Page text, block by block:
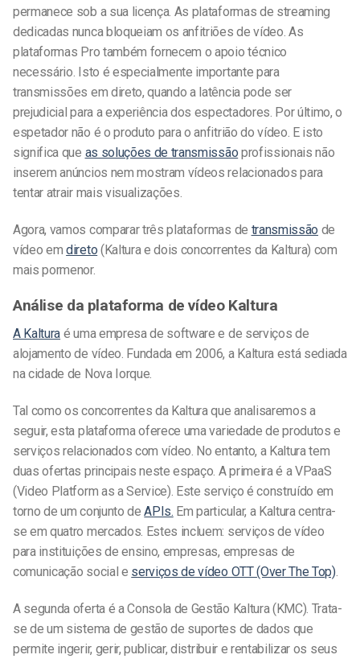
permanece sob a sua licença. As plataformas de streaming
dedicadas nunca bloqueiam os anfitriões de vídeo. As
plataformas Pro também fornecem o apoio técnico
necessário. Isto é especialmente importante para
transmissões em direto, quando a latência pode ser
prejudicial para a experiência dos espectadores. Por último, o
espetador não é o produto para o anfitrião do vídeo. E isto
significa que as soluções de transmissão profissionais não
inserem anúncios nem mostram vídeos relacionados para
tentar atrair mais visualizações.
Agora, vamos comparar três plataformas de transmissão de
vídeo emdireto (Kaltura e dois concorrentes da Kaltura) com
mais pormenor.
Análise da plataforma de vídeo Kaltura
A Kaltura é uma empresa de software e de serviços de
alojamento de vídeo. Fundada em 2006, a Kaltura está sediada
na cidade de Nova Iorque.
Tal como os concorrentes da Kaltura que analisaremos a
seguir, esta plataforma oferece uma variedade de produtos e
serviços relacionados com vídeo. No entanto, a Kaltura tem
duas ofertas principais neste espaço. A primeira é a VPaaS
(Video Platform as a Service). Este serviço é construído em
torno de um conjunto deAPIs. Em particular, a Kaltura centra-
se em quatro mercados. Estes incluem: serviços de vídeo
para instituições de ensino, empresas, empresas de
comunicação social e serviços de vídeo OTT (Over The Top).
A segunda oferta é a Consola de Gestão Kaltura (KMC). Trata-
se de um sistema de gestão de suportes de dados que
permite ingerir, gerir, publicar, distribuir e rentabilizar os seus